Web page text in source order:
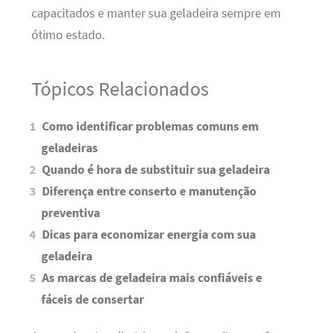
capacitados e manter sua geladeira sempre em
ótimo estado.
Tópicos Relacionados
Como identificar problemas comuns em
geladeiras
Quando é hora de substituir sua geladeira
Diferença entre conserto e manutenção
preventiva
Dicas para economizar energia com sua
geladeira
As marcas de geladeira mais confiáveis e
fáceis de consertar